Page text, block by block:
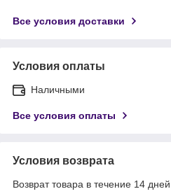
Все условия доставки
Условия оплаты
Наличными
Все условия оплаты
Условия возврата
Возврат товара в течение 14